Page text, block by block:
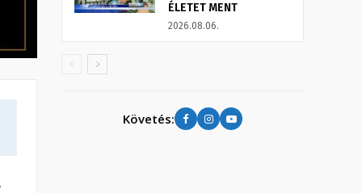
ÉLETET MENT
2026.08.06.
Követés: